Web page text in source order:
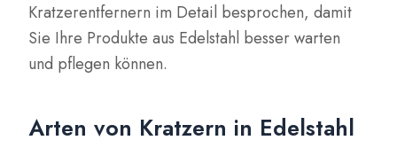
Kratzerentfernern im Detail besprochen, damit
Sie Ihre Produkte aus Edelstahl besser warten
und pflegen können.
Arten von Kratzern in Edelstahl